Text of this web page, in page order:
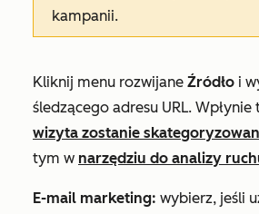
kampanii.
Kliknij menu rozwijane Źródło i
śledzącego adresu URL.
wizyta zostanie
tym w narzędziu do analizy
E-mail marketing: wybierz, jeśli